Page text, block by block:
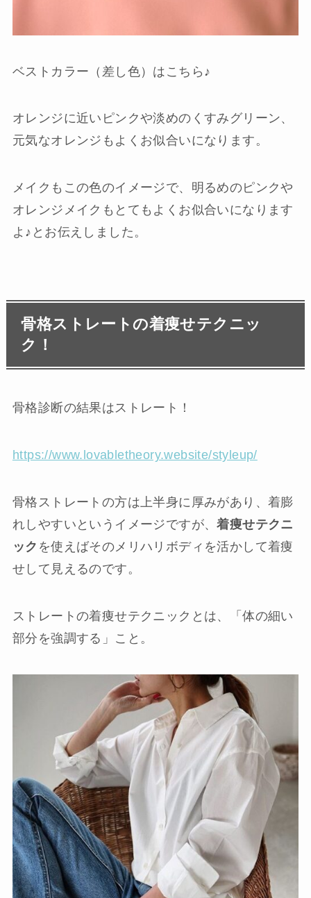
ベストカラー（差し色）はこちら♪
オレンジに近いピンクや淡めのくすみグリーン、
元気なオレンジもよくお似合いになります。
メイクもこの色のイメージで、明るめのピンクや
オレンジメイクもとてもよくお似合いになります
よ♪とお伝えしました。
骨格ストレートの着痩せテクニッ
ク！
骨格診断の結果はストレート！
https://www.lovabletheory.website/styleup/
骨格ストレートの方は上半身に厚みがあり、着膨
れしやすいというイメージですが、着痩せテクニ
ック を使えばそのメリハリボディを活かして着痩
せして見えるのです。
ストレートの着痩せテクニックとは、「体の細い
部分を強調する」こと。